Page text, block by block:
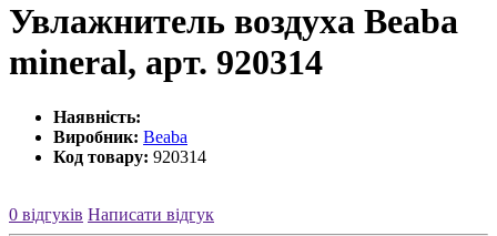
Увлажнитель воздуха Beaba
mineral, арт. 920314
Наявність:
Виробник: Beaba
Код товару: 920314
0 відгуків Написати відгук